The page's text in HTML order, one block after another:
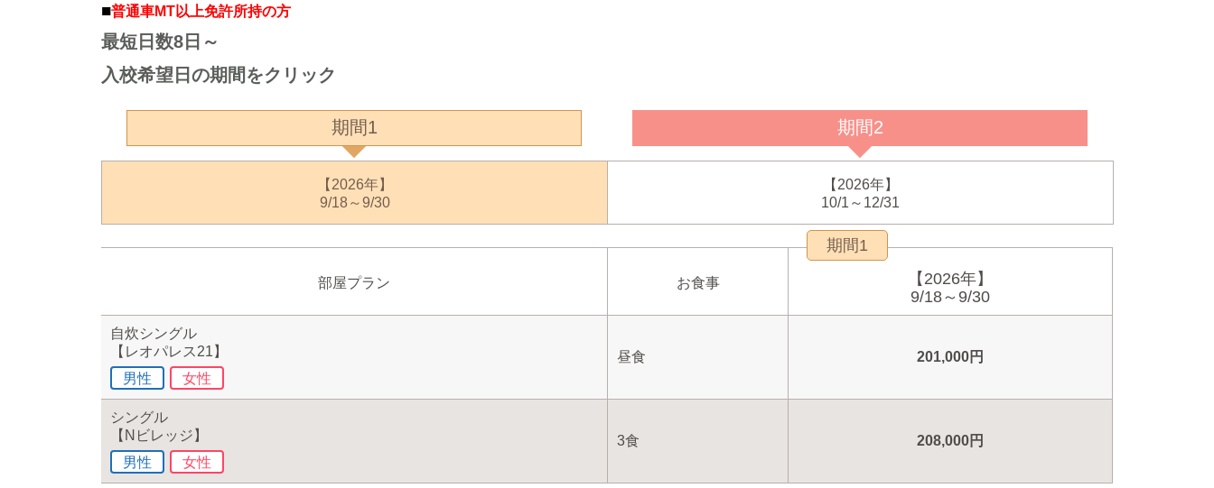
■普通車MT以上免許所持の方
最短日数8日～
入校希望日の期間をクリック
期間1 期間2
【2026年】
9/18～9/30
【2026年】
10/1～12/31
部屋プラン お食事
期間1
【2026年】
9/18～9/30
自炊シングル
【レオパレス21】
男性
女性
昼食 201,000円
シングル
【Nビレッジ】
男性
女性
3食 208,000円